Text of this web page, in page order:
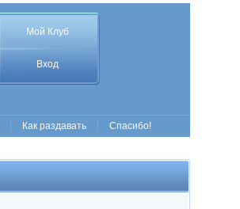
Мой Клуб
Вход
Как раздавать Спасибо!